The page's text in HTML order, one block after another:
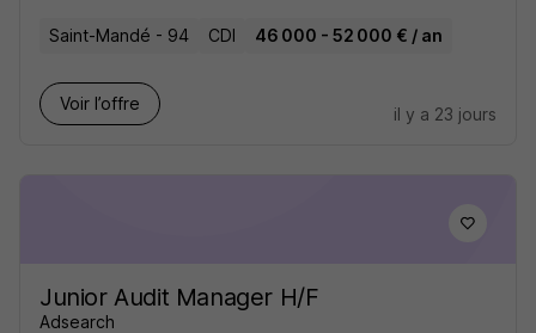
Saint-Mandé - 94 CDI 46 000 - 52 000 € / an
Voir l’offre
il y a 23 jours
Junior Audit Manager H/F
Adsearch